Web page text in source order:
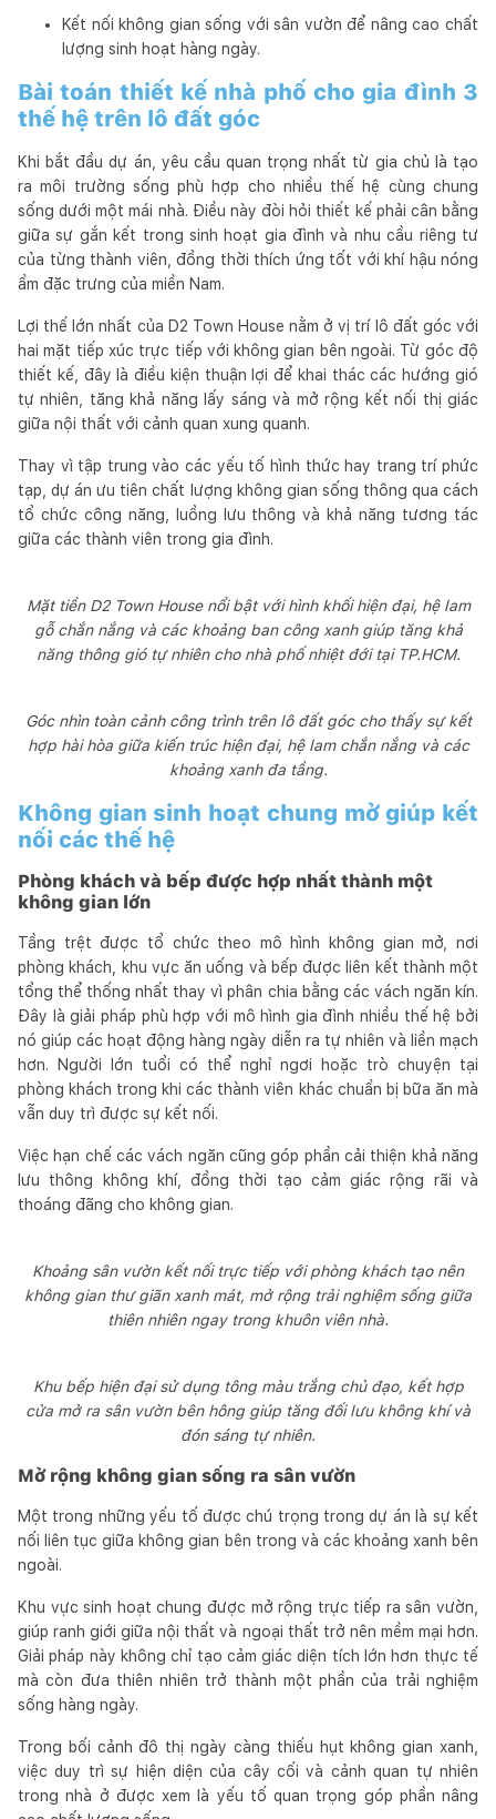
Kết nối không gian sống với sân vườn để nâng cao chất
lượng sinh hoạt hàng ngày.
Bài toán thiết kế nhà phố cho gia đình 3
thế hệ trên lô đất góc
Khi bắt đầu dự án, yêu cầu quan trọng nhất từ gia chủ là tạo
ra môi trường sống phù hợp cho nhiều thế hệ cùng chung
sống dưới một mái nhà. Điều này đòi hỏi thiết kế phải cân bằng
giữa sự gắn kết trong sinh hoạt gia đình và nhu cầu riêng tư
của từng thành viên, đồng thời thích ứng tốt với khí hậu nóng
ẩm đặc trưng của miền Nam.
Lợi thế lớn nhất của D2 Town House nằm ở vị trí lô đất góc với
hai mặt tiếp xúc trực tiếp với không gian bên ngoài. Từ góc độ
thiết kế, đây là điều kiện thuận lợi để khai thác các hướng gió
tự nhiên, tăng khả năng lấy sáng và mở rộng kết nối thị giác
giữa nội thất với cảnh quan xung quanh.
Thay vì tập trung vào các yếu tố hình thức hay trang trí phức
tạp, dự án ưu tiên chất lượng không gian sống thông qua cách
tổ chức công năng, luồng lưu thông và khả năng tương tác
giữa các thành viên trong gia đình.
Mặt tiền D2 Town House nổi bật với hình khối hiện đại, hệ lam
gỗ chắn nắng và các khoảng ban công xanh giúp tăng khả
năng thông gió tự nhiên cho nhà phố nhiệt đới tại TP.HCM.
Góc nhìn toàn cảnh công trình trên lô đất góc cho thấy sự kết
hợp hài hòa giữa kiến trúc hiện đại, hệ lam chắn nắng và các
khoảng xanh đa tầng.
Không gian sinh hoạt chung mở giúp kết
nối các thế hệ
Phòng khách và bếp được hợp nhất thành một
không gian lớn
Tầng trệt được tổ chức theo mô hình không gian mở, nơi
phòng khách, khu vực ăn uống và bếp được liên kết thành một
tổng thể thống nhất thay vì phân chia bằng các vách ngăn kín.
Đây là giải pháp phù hợp với mô hình gia đình nhiều thế hệ bởi
nó giúp các hoạt động hàng ngày diễn ra tự nhiên và liền mạch
hơn. Người lớn tuổi có thể nghỉ ngơi hoặc trò chuyện tại
phòng khách trong khi các thành viên khác chuẩn bị bữa ăn mà
vẫn duy trì được sự kết nối.
Việc hạn chế các vách ngăn cũng góp phần cải thiện khả năng
lưu thông không khí, đồng thời tạo cảm giác rộng rãi và
thoáng đãng cho không gian.
Khoảng sân vườn kết nối trực tiếp với phòng khách tạo nên
không gian thư giãn xanh mát, mở rộng trải nghiệm sống giữa
thiên nhiên ngay trong khuôn viên nhà.
Khu bếp hiện đại sử dụng tông màu trắng chủ đạo, kết hợp
cửa mở ra sân vườn bên hông giúp tăng đối lưu không khí và
đón sáng tự nhiên.
Mở rộng không gian sống ra sân vườn
Một trong những yếu tố được chú trọng trong dự án là sự kết
nối liên tục giữa không gian bên trong và các khoảng xanh bên
ngoài.
Khu vực sinh hoạt chung được mở rộng trực tiếp ra sân vườn,
giúp ranh giới giữa nội thất và ngoại thất trở nên mềm mại hơn.
Giải pháp này không chỉ tạo cảm giác diện tích lớn hơn thực tế
mà còn đưa thiên nhiên trở thành một phần của trải nghiệm
sống hàng ngày.
Trong bối cảnh đô thị ngày càng thiếu hụt không gian xanh,
việc duy trì sự hiện diện của cây cối và cảnh quan tự nhiên
trong nhà ở được xem là yếu tố quan trọng góp phần nâng